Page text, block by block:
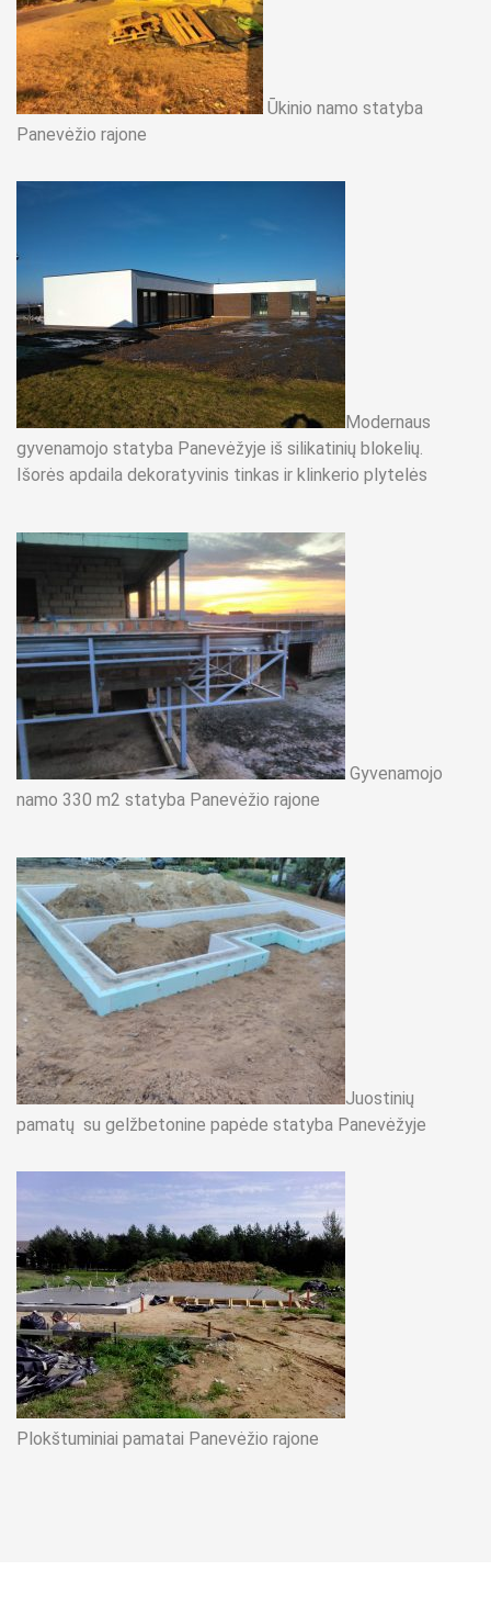
Ūkinio namo statyba
Panevėžio rajone
Modernaus
gyvenamojo statyba Panevėžyje iš silikatinių blokelių.
Išorės apdaila dekoratyvinis tinkas ir klinkerio plytelės
Gyvenamojo
namo 330 m2 statyba Panevėžio rajone
Juostinių
pamatų su gelžbetonine papėde statyba Panevėžyje
Plokštuminiai pamatai Panevėžio rajone